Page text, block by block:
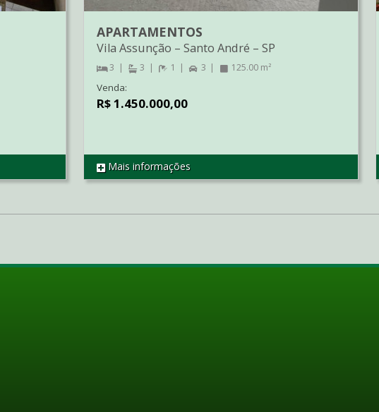
REF AP2114
APARTAMENTOS
Vila Assunção – Santo André – SP
3 3 1 3 125.00 m²
Venda:
R$ 1.450.000,00
Mais informações